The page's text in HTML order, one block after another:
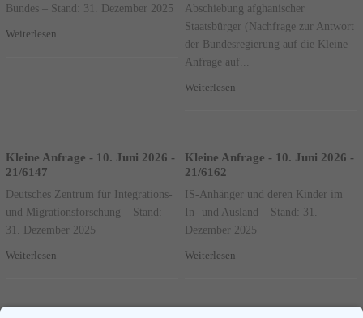
Bundes – Stand: 31. Dezember 2025
Weiterlesen
Abschiebung afghanischer
Staatsbürger (Nachfrage zur Antwort
der Bundesregierung auf die Kleine
Anfrage auf...
Weiterlesen
Kleine Anfrage - 10. Juni 2026 -
21/6147
Deutsches Zentrum für Integrations-
und Migrationsforschung – Stand:
31. Dezember 2025
Weiterlesen
Kleine Anfrage - 10. Juni 2026 -
21/6162
IS-Anhänger und deren Kinder im
In- und Ausland – Stand: 31.
Dezember 2025
Weiterlesen